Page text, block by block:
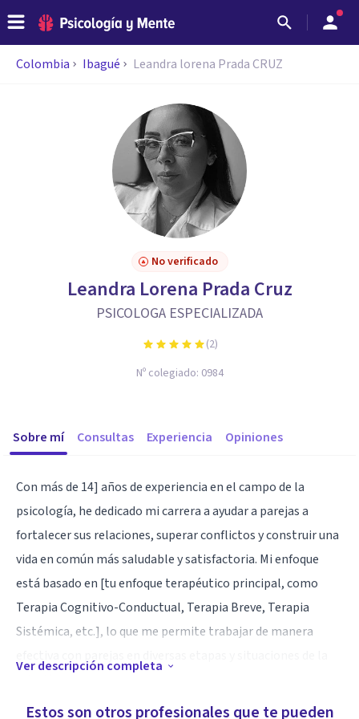
Colombia Ibagué Leandra lorena Prada CRUZ
No verificado
Leandra Lorena Prada Cruz
PSICOLOGA ESPECIALIZADA
(2)
Nº colegiado: 0984
Sobre mí Consultas Experiencia Opiniones
Con más de 14] años de experiencia en el campo de la
psicología, he dedicado mi carrera a ayudar a parejas a
fortalecer sus relaciones, superar conflictos y construir una
vida en común más saludable y satisfactoria. Mi enfoque
está basado en [tu enfoque terapéutico principal, como
Terapia Cognitivo-Conductual, Terapia Breve, Terapia
Sistémica, etc.], lo que me permite trabajar de manera
Me he especializado en el tratamiento de problemas de
Ver descripción completa
Estos son otros profesionales que te pueden